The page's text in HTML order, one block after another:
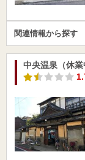
関連情報から探す
中央温泉（休業